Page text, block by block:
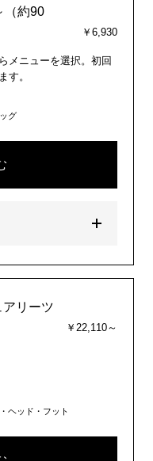
（約90
￥6,930
メニューを選択。初回
す。
グ
アリーツ
￥22,110～
ヘッド・フット